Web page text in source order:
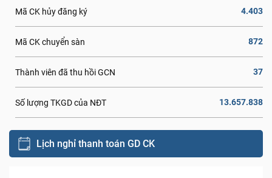
Mã CK hủy đăng ký 4.403
Mã CK chuyển sàn 872
Thành viên đã thu hồi GCN 37
Số lượng TKGD của NĐT 13.657.838
Lịch nghỉ thanh toán GD CK